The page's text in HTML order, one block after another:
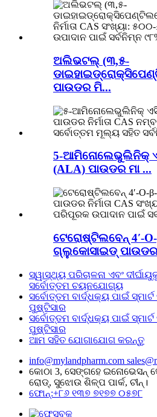
ଅଲିଭଟଲ୍ (୩,୫-
ପାଉଡର ମି...
5-ଆମିନୋଲେଭୁଲିନିକ୍
(ALA) ପାଉଡର ମା ...
ଟେରୋଷ୍ଟିଲବେନ୍ 4′-
ଗ୍ଲୁକୋସାଇଡ୍
ସ୍ୱାସ୍ଥ୍ୟ ପରିଚାଳନା ଏବଂ
ସର୍ବୋତ୍ତମ ଚୟନଯୋଗ୍ୟ
ସର୍ବୋତ୍ତମ ବାର୍ଦ୍ଧକ୍ୟ ପାଇଁ
ପୁଷ୍ଟିସାର
ସର୍ବୋତ୍ତମ ବାର୍ଦ୍ଧକ୍ୟ ପାଇଁ
ପୁଷ୍ଟିସାର
ଆମ ସହିତ ଯୋଗାଯୋଗ କରନ୍ତୁ
info@mylandpharm.com
କୋଠା 3, ସେଙ୍ଗହେ ଇନୋଭେସନ୍
ରୋଡ୍, ସୁଝୋଉ ଶିଳ୍ପ ପାର୍କ, ଚୀନ୍।
ଫୋନ୍:+୮୬ ୧୩୭ ୭୧୭୭ ୦୫୭୮